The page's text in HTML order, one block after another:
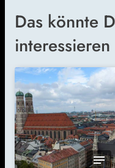
Das könnte
interessieren